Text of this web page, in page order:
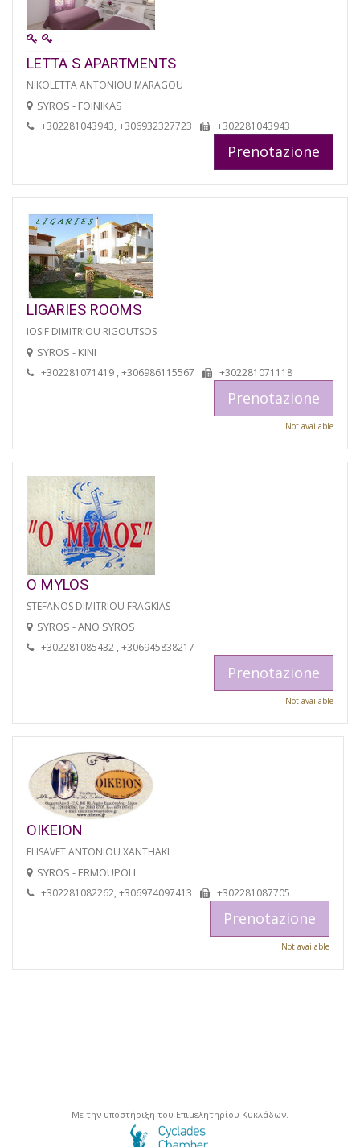
LETTA S APARTMENTS
NIKOLETTA ANTONIOU MARAGOU
SYROS - FOINIKAS
+302281043943, +306932327723 +302281043943
Prenotazione
LIGARIES ROOMS
IOSIF DIMITRIOU RIGOUTSOS
SYROS - KINI
+302281071419 , +306986115567 +302281071118
Prenotazione
Not available
O MYLOS
STEFANOS DIMITRIOU FRAGKIAS
SYROS - ANO SYROS
+302281085432 , +306945838217
Prenotazione
Not available
OIKEION
ELISAVET ANTONIOU XANTHAKI
SYROS - ERMOUPOLI
+302281082262, +306974097413 +302281087705
Prenotazione
Not available
Με την υποστήριξη του Επιμελητηρίου Κυκλάδων.